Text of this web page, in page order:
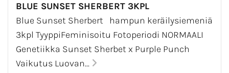
BLUE SUNSET SHERBERT 3KPL
Blue Sunset Sherbert hampun keräilysiemeniä
3kpl TyyppiFeminisoitu Fotoperiodi NORMAALI
Genetiikka Sunset Sherbet x Purple Punch
Vaikutus Luovan...